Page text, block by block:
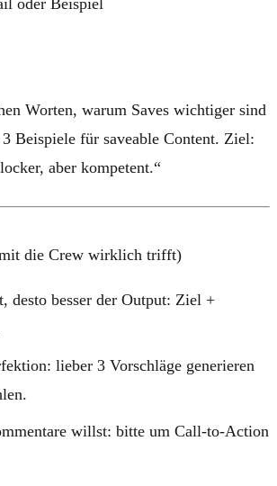
Worten, warum Saves wichtiger sind
Beispiele für saveable Content. Ziel:
aber kompetent.“
die Crew wirklich trifft)
desto besser der Output: Ziel +
: lieber 3 Vorschläge generieren
willst: bitte um Call-to-Action